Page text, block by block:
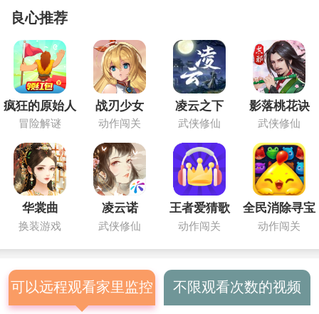
良心推荐
疯狂的原始人
冒险解谜
战刃少女
动作闯关
凌云之下
武侠修仙
影落桃花诀
武侠修仙
华裳曲
换装游戏
凌云诺
武侠修仙
王者爱猜歌
动作闯关
全民消除寻宝
动作闯关
可以远程观看家里监控 不限观看次数的视频